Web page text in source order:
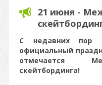
21 июня -
С недавних пор
официальный
отмечается
скейтбординга!